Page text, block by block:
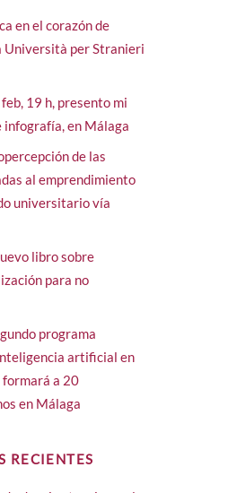
en el corazón de
Università per Stranieri
19 h, presento mi
en Málaga
de las
al emprendimiento
universitario vía
libro sobre
para no
programa
artificial en
formará a 20
en Málaga
RECIENTES